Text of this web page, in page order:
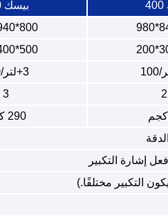
بيسك 500
800*940*980
500*400*200
3+لتر/100
3
290 كجم